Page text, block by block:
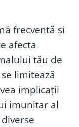
frecventă și
afecta
tău de
limitează
implicații
imunitar al